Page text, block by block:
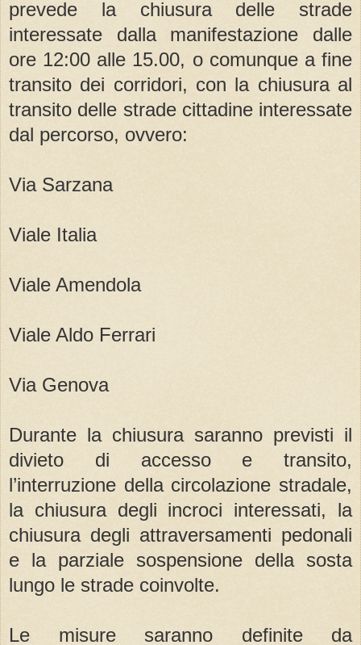
prevede la chiusura delle strade
interessate dalla manifestazione dalle
ore 12:00 alle 15.00, o comunque a fine
transito dei corridori, con la chiusura al
transito delle strade cittadine interessate
dal percorso, ovvero:
Via Sarzana
Viale Italia
Viale Amendola
Viale Aldo Ferrari
Via Genova
Durante la chiusura saranno previsti il
divieto di accesso e transito,
l’interruzione della circolazione stradale,
la chiusura degli incroci interessati, la
chiusura degli attraversamenti pedonali
e la parziale sospensione della sosta
lungo le strade coinvolte.
Le misure saranno definite da